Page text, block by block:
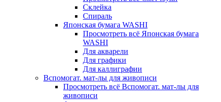
Склейка
Спираль
Японская бумага WASHI
Просмотреть всё Японская бумага
WASHI
Для акварели
Для графики
Для каллиграфии
Вспомогат. мат-лы для живописи
Просмотреть всё Вспомогат. мат-лы для
живописи